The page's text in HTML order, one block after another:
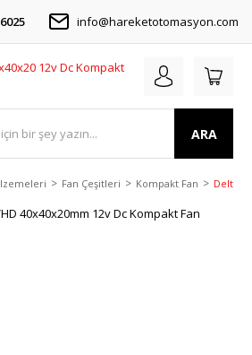
info@hareketotomasyon.com
ARA
Fan Çeşitleri Kompakt Fan Delta